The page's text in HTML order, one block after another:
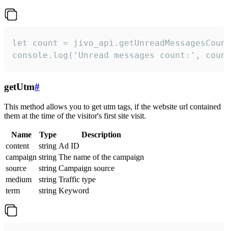
let count =
console.log('Unread messages count:',
getUtm#
This method allows you to get utm tags, if the website url contained
them at the time of the visitor's first site visit.
Name Type
Description
content
string Ad ID
campaign string The name of the campaign
source
string Campaign source
medium
string Traffic type
term
string Keyword